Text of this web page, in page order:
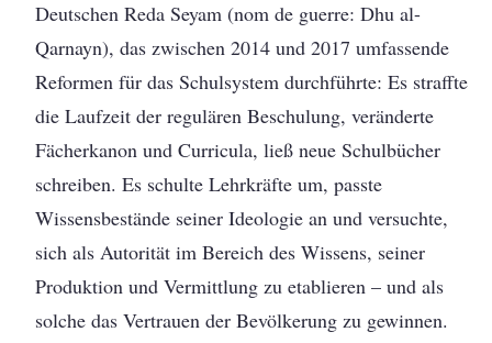
Deutschen Reda Seyam (nom de guerre: Dhu al-
Qarnayn), das zwischen 2014 und 2017 umfassende
Reformen für das Schulsystem durchführte: Es straffte
die Laufzeit der regulären Beschulung, veränderte
Fächerkanon und Curricula, ließ neue Schulbücher
schreiben. Es schulte Lehrkräfte um, passte
Wissensbestände seiner Ideologie an und versuchte,
sich als Autorität im Bereich des Wissens, seiner
Produktion und Vermittlung zu etablieren – und als
solche das Vertrauen der Bevölkerung zu gewinnen.